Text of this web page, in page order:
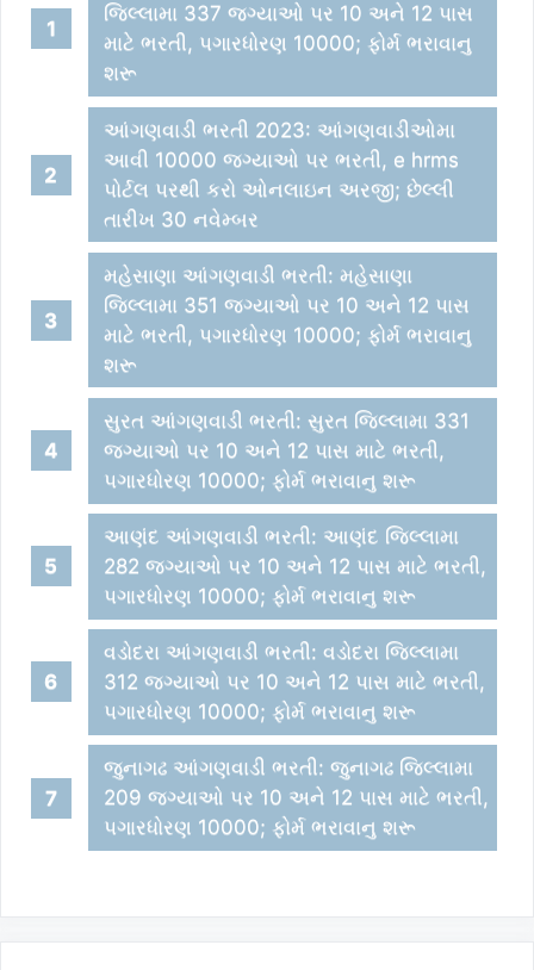
જિલ્લામા 337 જગ્યાઓ પર 10 અને 12 પાસ
માટે ભરતી, પગારધોરણ 10000; ફોર્મ ભરાવાનુ
શરૂ
આંગણવાડી ભરતી 2023: આંગણવાડીઓમા
આવી 10000 જગ્યાઓ પર ભરતી, e hrms
પોર્ટલ પરથી કરો ઓનલાઇન અરજી; છેલ્લી
તારીખ 30 નવેમ્બર
મહેસાણા આંગણવાડી ભરતી: મહેસાણા
જિલ્લામા 351 જગ્યાઓ પર 10 અને 12 પાસ
માટે ભરતી, પગારધોરણ 10000; ફોર્મ ભરાવાનુ
શરૂ
સુરત આંગણવાડી ભરતી: સુરત જિલ્લામા 331
જગ્યાઓ પર 10 અને 12 પાસ માટે ભરતી,
પગારધોરણ 10000; ફોર્મ ભરાવાનુ શરૂ
આણંદ આંગણવાડી ભરતી: આણંદ જિલ્લામા
282 જગ્યાઓ પર 10 અને 12 પાસ માટે ભરતી,
પગારધોરણ 10000; ફોર્મ ભરાવાનુ શરૂ
વડોદરા આંગણવાડી ભરતી: વડોદરા જિલ્લામા
312 જગ્યાઓ પર 10 અને 12 પાસ માટે ભરતી,
પગારધોરણ 10000; ફોર્મ ભરાવાનુ શરૂ
જુનાગઢ આંગણવાડી ભરતી: જુનાગઢ જિલ્લામા
209 જગ્યાઓ પર 10 અને 12 પાસ માટે ભરતી,
પગારધોરણ 10000; ફોર્મ ભરાવાનુ શરૂ